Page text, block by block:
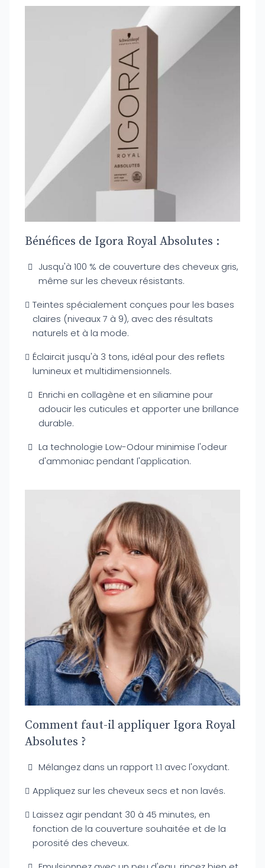
Bénéfices de Igora Royal Absolutes :
Jusqu'à 100 % de couverture des cheveux gris,
même sur les cheveux résistants.
Teintes spécialement conçues pour les bases
claires (niveaux 7 à 9), avec des résultats
naturels et à la mode.
Éclaircit jusqu'à 3 tons, idéal pour des reflets
lumineux et multidimensionnels.
Enrichi en collagène et en siliamine pour
adoucir les cuticules et apporter une brillance
durable.
La technologie Low-Odour minimise l'odeur
d'ammoniac pendant l'application.
Comment faut-il appliquer Igora Royal
Absolutes ?
Mélangez dans un rapport 1:1 avec l'oxydant.
Appliquez sur les cheveux secs et non lavés.
Laissez agir pendant 30 à 45 minutes, en
fonction de la couverture souhaitée et de la
porosité des cheveux.